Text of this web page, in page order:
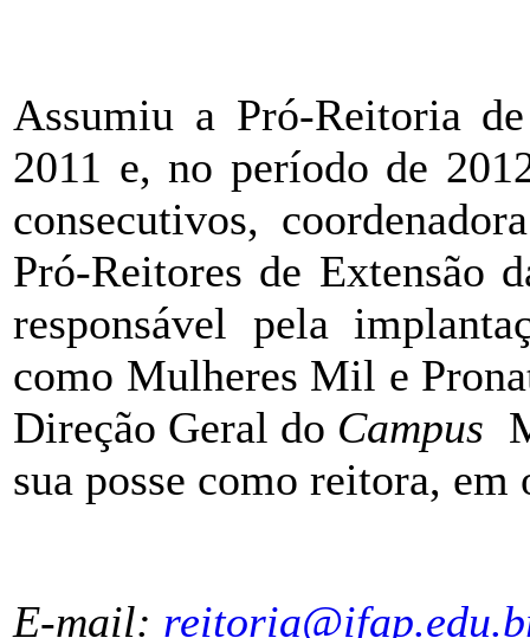
Assumiu a Pró-Reitoria
2011 e, no período de
consecutivos,
Pró-Reitores de Extensão
responsável pela
como Mulheres Mil e
Direção Geral do Campus
sua posse como reitora, em
E-mail: